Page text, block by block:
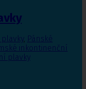
, Pánské
inkontinenční
plavky